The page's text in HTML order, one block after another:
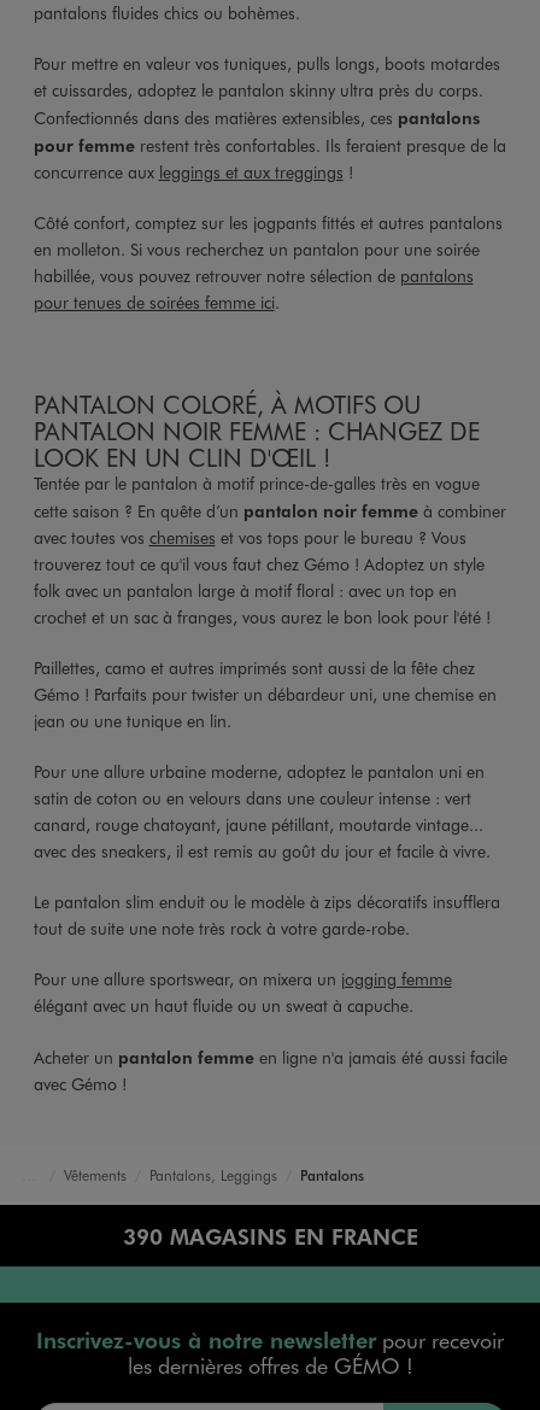
pantalons fluides chics ou bohèmes.
Pour mettre en valeur vos tuniques, pulls longs, boots motardes
et cuissardes, adoptez le pantalon skinny ultra près du corps.
Confectionnés dans des matières extensibles, ces pantalons
pour femmerestent très confortables. Ils feraient presque de la
concurrence aux leggings et aux treggings !
Côté confort, comptez sur les jogpants fittés et autres pantalons
en molleton. Si vous recherchez un pantalon pour une soirée
habillée, vous pouvez retrouver notre sélection de pantalons
pour tenues de soirées femme ici.
PANTALON COLORÉ, À MOTIFS OU
PANTALON NOIR FEMME : CHANGEZ DE
LOOK EN UN CLIN D'ŒIL !
Tentée par le pantalon à motif prince-de-galles très en vogue
cette saison ? En quête d’un pantalon noir femmeà combiner
avec toutes vos chemises et vos tops pour le bureau ? Vous
trouverez tout ce qu'il vous faut chez Gémo ! Adoptez un style
folk avec un pantalon large à motif floral : avec un top en
crochet et un sac à franges, vous aurez le bon look pour l'été !
Paillettes, camo et autres imprimés sont aussi de la fête chez
Gémo ! Parfaits pour twister un débardeur uni, une chemise en
jean ou une tunique en lin.
Pour une allure urbaine moderne, adoptez le pantalon uni en
satin de coton ou en velours dans une couleur intense : vert
canard, rouge chatoyant, jaune pétillant, moutarde vintage...
avec des sneakers, il est remis au goût du jour et facile à vivre.
Le pantalon slim enduit ou le modèle à zips décoratifs insufflera
tout de suite une note très rock à votre garde-robe.
Pour une allure sportswear, on mixera un jogging femme
élégant avec un haut fluide ou un sweat à capuche.
Acheter un pantalon femmeen ligne n'a jamais été aussi facile
avec Gémo !
Vêtements Pantalons, Leggings Pantalons
390 MAGASINS EN FRANCE
Inscrivez-vous à notre newsletterpour recevoir
les dernières offres de GÉMO !